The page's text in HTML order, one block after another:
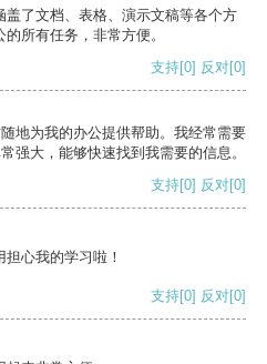
了文档、表格、演示文稿等各个方
所有任务，非常方便。
支持[0] 反对[0]
地为我的办公提供帮助。我经常需要
强大，能够快速找到我需要的信息。
支持[0] 反对[0]
心我的学习啦！
支持[0] 反对[0]